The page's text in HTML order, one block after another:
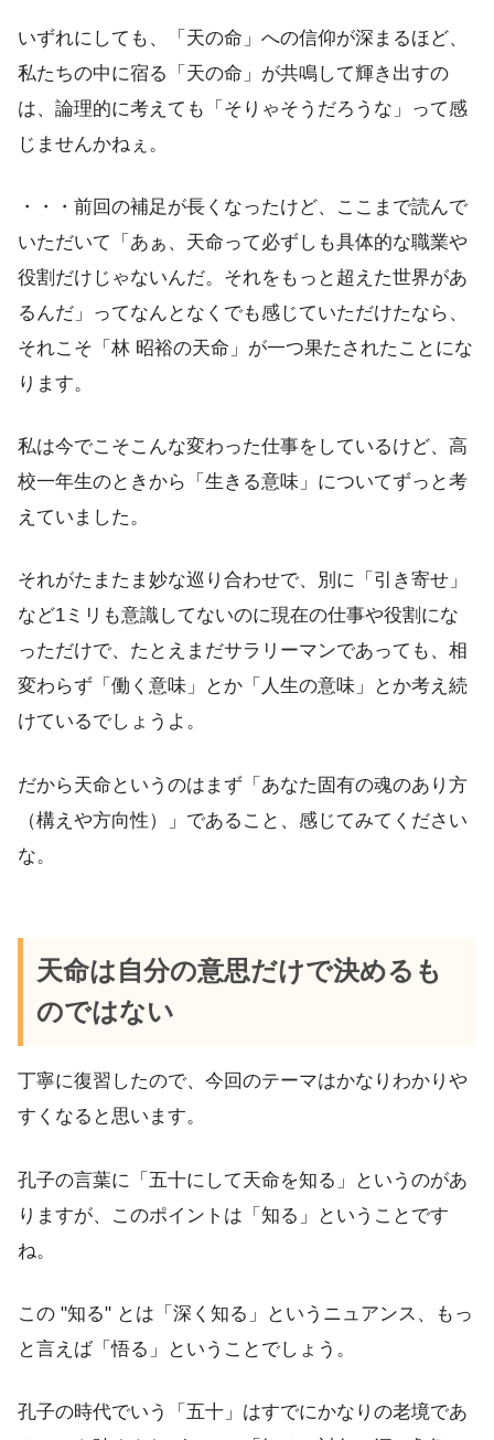
いずれにしても、「天の命」への信仰が深まるほど、
私たちの中に宿る「天の命」が共鳴して輝き出すの
は、論理的に考えても「そりゃそうだろうな」って感
じませんかねぇ。
・・・前回の補足が長くなったけど、ここまで読んで
いただいて「あぁ、天命って必ずしも具体的な職業や
役割だけじゃないんだ。それをもっと超えた世界があ
るんだ」ってなんとなくでも感じていただけたなら、
それこそ「林 昭裕の天命」が一つ果たされたことにな
ります。
私は今でこそこんな変わった仕事をしているけど、高
校一年生のときから「生きる意味」についてずっと考
えていました。
それがたまたま妙な巡り合わせで、別に「引き寄せ」
など1ミリも意識してないのに現在の仕事や役割にな
っただけで、たとえまだサラリーマンであっても、相
変わらず「働く意味」とか「人生の意味」とか考え続
けているでしょうよ。
だから天命というのはまず「あなた固有の魂のあり方
（構えや方向性）」であること、感じてみてください
な。
天命は自分の意思だけで決めるも
のではない
丁寧に復習したので、今回のテーマはかなりわかりや
すくなると思います。
孔子の言葉に「五十にして天命を知る」というのがあ
りますが、このポイントは「知る」ということです
ね。
この "知る" とは「深く知る」というニュアンス、もっ
と言えば「悟る」ということでしょう。
孔子の時代でいう「五十」はすでにかなりの老境であ